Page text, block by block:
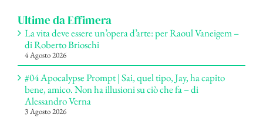
Ultime da Effimera
La vita deve essere un’opera d’arte: per Raoul Vaneigem –
di Roberto Brioschi
4 Agosto 2026
#04 Apocalypse Prompt | Sai, quel tipo, Jay, ha capito
bene, amico. Non ha illusioni su ciò che fa – di
Alessandro Verna
3 Agosto 2026